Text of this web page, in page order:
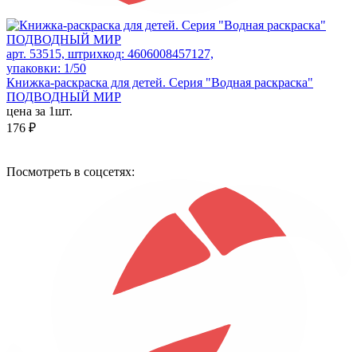
арт. 53515, штрихкод: 4606008457127,
упаковки: 1/50
Книжка-раскраска для детей. Серия "Водная раскраска"
ПОДВОДНЫЙ МИР
цена за 1шт.
176 ₽
Посмотреть в соцсетях: